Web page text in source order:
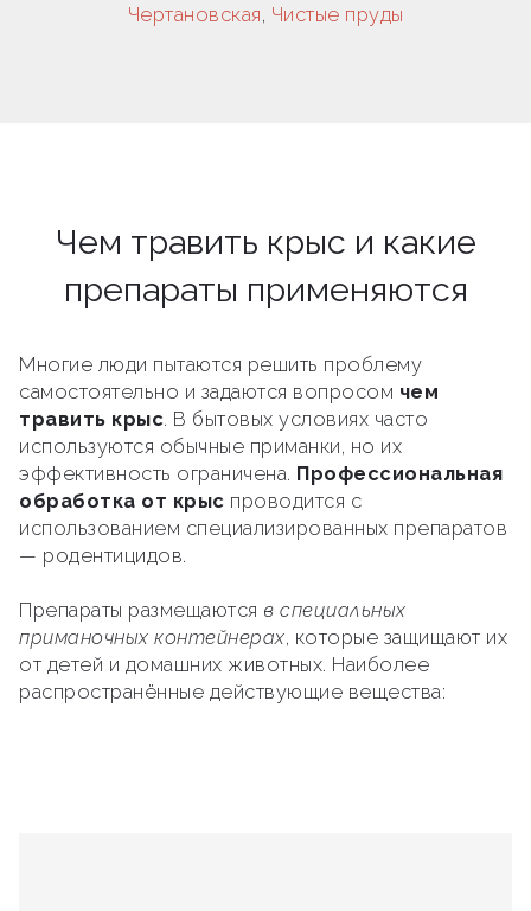
Чертановская, Чистые пруды
Чем травить крыс и какие
препараты применяются
Многие люди пытаются решить проблему
самостоятельно и задаются вопросом чем
травить крыс. В бытовых условиях часто
используются обычные приманки, но их
эффективность ограничена. Профессиональная
обработка от крыс проводится с
использованием специализированных препаратов
— родентицидов.
Препараты размещаются в специальных
приманочных контейнерах, которые защищают их
от детей и домашних животных. Наиболее
распространённые действующие вещества: